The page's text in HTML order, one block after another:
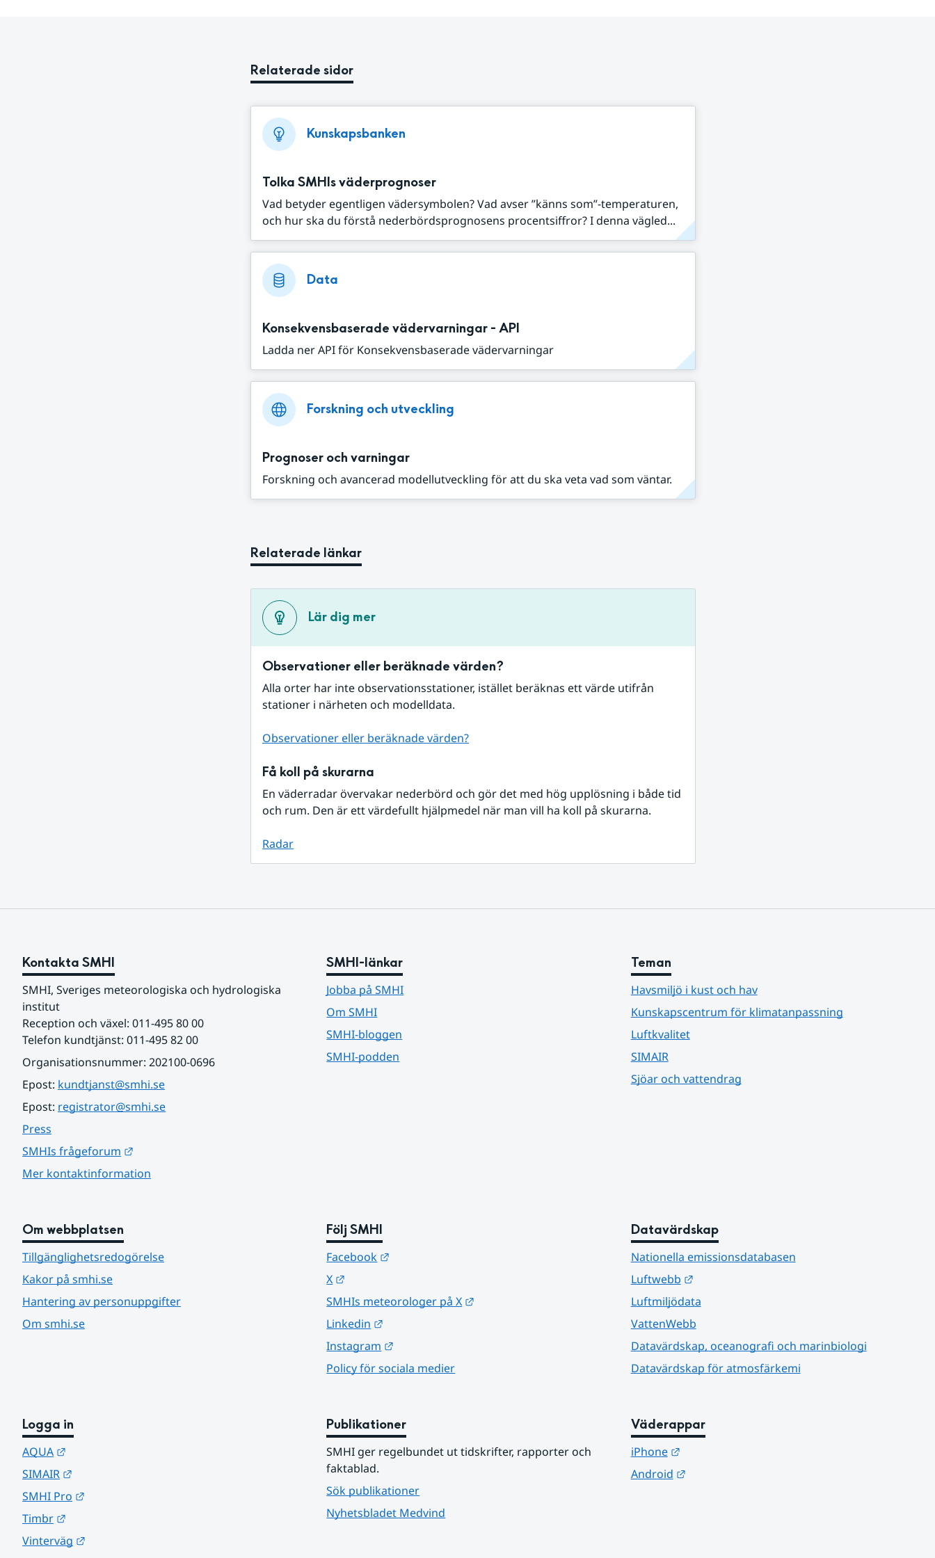
Relaterade sidor
Kunskapsbanken
Tolka SMHIs väderprognoser
Vad betyder egentligen vädersymbolen? Vad avser ”känns som”-temperaturen,
och hur ska du förstå nederbördsprognosens procentsiffror? I denna vägled...
Data
Konsekvensbaserade vädervarningar - API
Ladda ner API för Konsekvensbaserade vädervarningar
Forskning och utveckling
Prognoser och varningar
Forskning och avancerad modellutveckling för att du ska veta vad som väntar.
Relaterade länkar
Lär dig mer
Observationer eller beräknade värden?
Alla orter har inte observationsstationer, istället beräknas ett värde utifrån
stationer i närheten och modelldata.
Observationer eller beräknade värden?
Få koll på skurarna
En väderradar övervakar nederbörd och gör det med hög upplösning i både tid
och rum. Den är ett värdefullt hjälpmedel när man vill ha koll på skurarna.
Radar
Kontakta SMHI
SMHI, Sveriges meteorologiska och hydrologiska
institut
Reception och växel: 011-495 80 00
Telefon kundtjänst: 011-495 82 00
Organisationsnummer: 202100-0696
Epost: kundtjanst@smhi.se
Epost: registrator@smhi.se
Press
SMHIs frågeforum
Mer kontaktinformation
SMHI-länkar
Jobba på SMHI
Om SMHI
SMHI-bloggen
SMHI-podden
Teman
Havsmiljö i kust och hav
Kunskapscentrum för klimatanpassning
Luftkvalitet
SIMAIR
Sjöar och vattendrag
Om webbplatsen
Tillgänglighetsredogörelse
Kakor på smhi.se
Hantering av personuppgifter
Om smhi.se
Följ SMHI
Facebook
X
SMHIs meteorologer på X
Linkedin
Instagram
Policy för sociala medier
Datavärdskap
Nationella emissionsdatabasen
Luftwebb
Länk till annan webbplats.
Luftmiljödata
VattenWebb
Datavärdskap, oceanografi och marinbiologi
Datavärdskap för atmosfärkemi
Logga in
AQUA
SIMAIR
SMHI Pro
Timbr
Vinterväg
Publikationer
SMHI ger regelbundet ut tidskrifter, rapporter och
faktablad.
Sök publikationer
Nyhetsbladet Medvind
Väderappar
iPhone
Länk till annan webbplats.
Android
Länk till annan webbplats.